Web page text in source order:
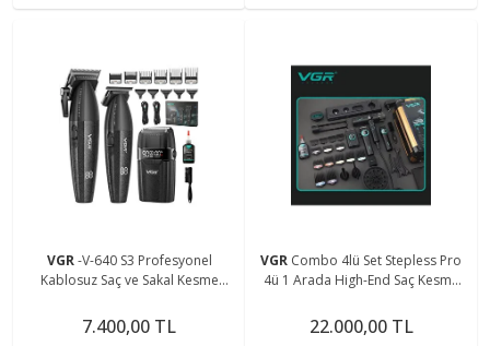
VGR-V-640 S3 Profesyonel
Kablosuz Saç ve Sakal Kesme
7.400,00 TL
VGR Combo 4lü Set Stepless Pro
4ü 1 Arada High-End Saç Kesme
22.000,00 TL